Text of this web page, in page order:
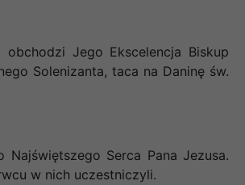
Jego Ekscelencja Biskup
Solenizanta, taca na Daninę św.
Najświętszego Serca Pana Jezusa.
w nich uczestniczyli.